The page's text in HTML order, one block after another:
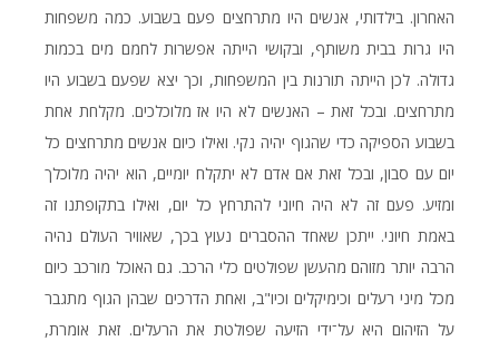
האחרון. בילדותי, אנשים היו מתרחצים פעם בשבוע. כמה משפחות
היו גרות בבית משותף, ובקושי הייתה אפשרות לחמם מים בכמות
גדולה. לכן הייתה תורנות בין המשפחות, וכך יצא שפעם בשבוע היו
מתרחצים. ובכל זאת – האנשים לא היו אז מלוכלכים. מקלחת אחת
בשבוע הספיקה כדי שהגוף יהיה נקי. ואילו כיום אנשים מתרחצים כל
יום עם סבון, ובכל זאת אם אדם לא יתקלח יומיים, הוא יהיה מלוכלך
ומזיע. פעם זה לא היה חיוני להתרחץ כל יום, ואילו בתקופתנו זה
באמת חיוני. ייתכן שאחד ההסברים נעוץ בכך, שאוויר העולם נהיה
הרבה יותר מזוהם מהעשן שפולטים כלי הרכב. גם האוכל מורכב כיום
מכל מיני רעלים וכימיקלים וכיו"ב, ואחת הדרכים שבהן הגוף מתגבר
על הזיהום היא על־ידי הזיעה שפולטת את הרעלים. זאת אומרת,